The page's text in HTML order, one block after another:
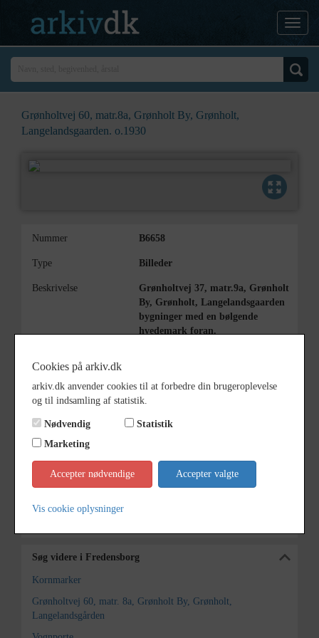
Grønholtvej 60, matr.8a, Grønholt By, Grønholt,
Langelandsgaarden. o.1930
Nummer B6658
Type Billeder
Beskrivelse
Grønholtvej 37, matr.9a, Grønholt
By, Grønholt, Langelandsgaarden
bygninger med en bølgende
hvedemark foran.
historie
Periode
Fotograf Ukendt
Arkiv Fredensborg
Kontakt arkivet
Søg videre i Fredensborg
Kornmarker
Grønholtvej 60, matr. 8a, Grønholt By, Grønholt,
Langelandsgården
Cookies på arkiv.dk
arkiv.dk anvender cookies til at forbedre din brugeroplevelse
og til indsamling af statistik.
Nødvendig
Statistik
Marketing
Accepter nødvendige Accepter valgte
Vis cookie oplysninger